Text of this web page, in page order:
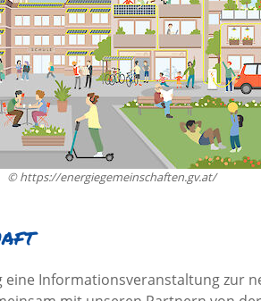
© https://energiegemeinschaften.gv.at/
Informationsveranstaltung zur